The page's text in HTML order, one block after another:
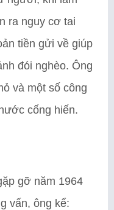
ra nguy cơ tai
tiền gửi về giúp
đói nghèo. Ông
và một số công
cống hiến.
gỡ năm 1964
vấn, ông kể: